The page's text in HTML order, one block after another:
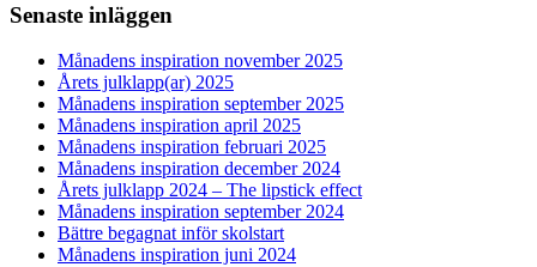
Senaste inläggen
Månadens inspiration november 2025
Årets julklapp(ar) 2025
Månadens inspiration september 2025
Månadens inspiration april 2025
Månadens inspiration februari 2025
Månadens inspiration december 2024
Årets julklapp 2024 – The lipstick effect
Månadens inspiration september 2024
Bättre begagnat inför skolstart
Månadens inspiration juni 2024